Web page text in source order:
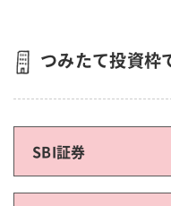
つみたて投資枠
SBI証券